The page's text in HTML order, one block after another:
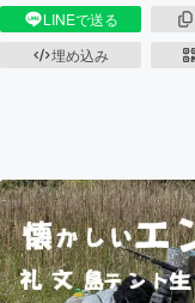
LINEで送る
埋め込み